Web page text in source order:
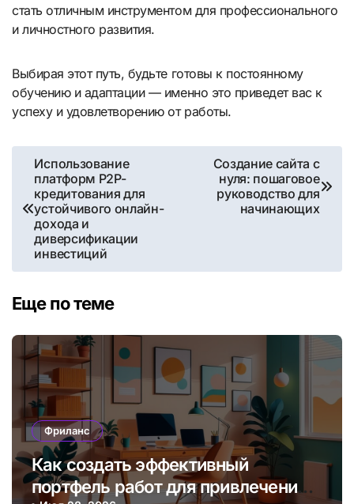
стать отличным инструментом для профессионального
и личностного развития.
Выбирая этот путь, будьте готовы к постоянному
обучению и адаптации — именно это приведет вас к
успеху и удовлетворению от работы.
Навигация
по
записям
Использование
платформ P2P-
кредитования для
устойчивого онлайн-
дохода и
диверсификации
инвестиций
Создание сайта с
нуля: пошаговое
руководство для
начинающих
Еще по теме
Фриланс
Как создать эффективный
портфель работ для привлечения